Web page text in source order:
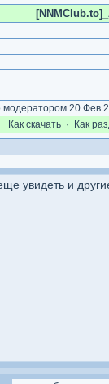
20 Фев
Как cкачать · Как
увидеть и